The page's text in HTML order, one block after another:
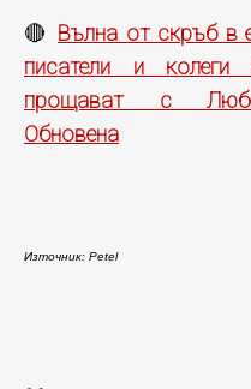
🔴 Вълна от скръб в
писатели и
прощават с
Обновена
Източник: Petel